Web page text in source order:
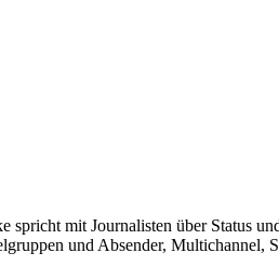
mit Journalisten über Status
und Absender, Multichannel,